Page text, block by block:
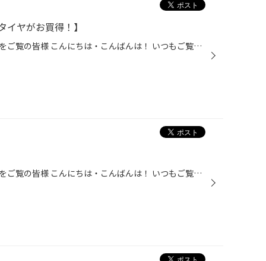
ヤがお買得！】
タイヤ館かわごえのホームページをご覧の皆様 こんにちは・こんばんは！ いつもご覧いただきありがとうございます！！ N-BOX・タント・スペーシアなど、軽自動車にお乗りのお客様や フィット・アクア・ノートなど、コンパクトカーにお乗りのお客様！ 値上がり前の今がオススメです！ 軽・コンパクト...
タイヤ館かわごえのホームページをご覧の皆様 こんにちは・こんばんは！ いつもご覧いただきありがとうございます！！ 愛車の車検はどうされていますか？ カーディーラー・自動車整備工場・ガソリンスタンドなど、沢山ありますよね。 タイヤ館でも『車検』を実施しております！ 何処に出すかお悩み...